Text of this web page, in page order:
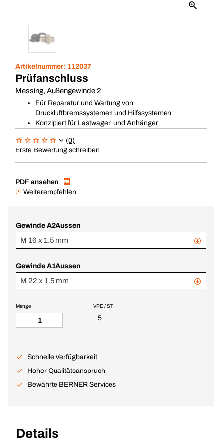
Artikelnummer: 112037
Prüfanschluss
Messing, Außengewinde 2
Für Reparatur und Wartung von
Druckluftbremssystemen und Hilfssystemen
Konzipiert für Lastwagen und Anhänger
(0)
Erste Bewertung schreiben
PDF ansehen
Weiterempfehlen
Gewinde A2Aussen
M 16 x 1.5 mm
Gewinde A1Aussen
M 22 x 1.5 mm
VPE / ST
5
Menge
Schnelle Verfügbarkeit
Hoher Qualitätsanspruch
Bewährte BERNER Services
Details